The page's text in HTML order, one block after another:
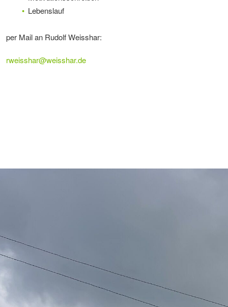
Lebenslauf
per Mail an Rudolf Weisshar:
rweisshar@weisshar.de